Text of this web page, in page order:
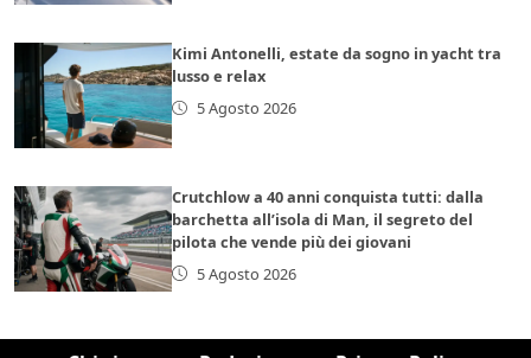
Kimi Antonelli, estate da sogno in yacht tra
lusso e relax
5 Agosto 2026
Crutchlow a 40 anni conquista tutti: dalla
barchetta all’isola di Man, il segreto del
pilota che vende più dei giovani
5 Agosto 2026